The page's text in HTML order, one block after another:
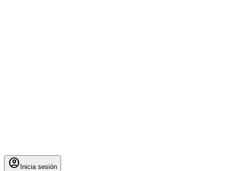
account_circle Inicia sesión